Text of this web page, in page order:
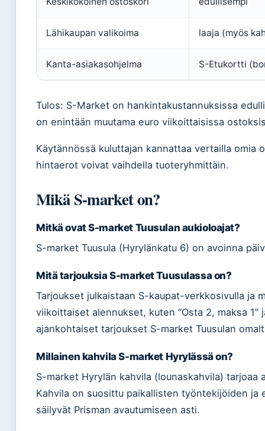
Lähikaupan valikoima laaja (myös
Kanta-asiakasohjelma S-Etukortti
Tulos: S-Market on hankintakustannuksissa
on enintään muutama euro viikoittaisissa
Käytännössä kuluttajan kannattaa vertailla omia
hintaerot voivat vaihdella tuoteryhmittäin.
Mikä S-market on?
Mitkä ovat S-market Tuusulan aukioloajat?
S-market Tuusula (Hyrylänkatu 6) on avoinna
Mitä tarjouksia S-market Tuusulassa on?
Tarjoukset julkaistaan S-kaupat-verkkosivulla ja
viikoittaiset alennukset, kuten “Osta 2, maksa
ajankohtaiset tarjoukset S-market Tuusulan
Millainen kahvila S-market Hyrylässä on?
S-market Hyrylän kahvila (lounaskahvila)
Kahvila on suosittu paikallisten työntekijöiden ja
säilyvät Prisman avautumiseen asti.